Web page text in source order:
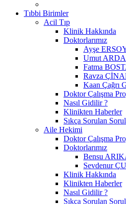
Tıbbi Birimler
Acil Tıp
Klinik Hakkında
Doktorlarımız
Ayşe
Umut ARDA
Fatma
Ravza
Kaan Çağrı
Doktor Çalışma
Nasıl Gidilir ?
Klinikten Haberler
Sıkça Sorulan
Aile Hekimi
Doktor Çalışma
Doktorlarımız
Bensu
Sevdenur
Klinik Hakkında
Klinikten Haberler
Nasıl Gidilir ?
Sıkça Sorulan